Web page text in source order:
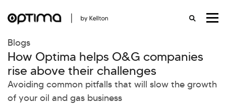
Blogs
How Optima helps O&G companies
rise above their challenges
Avoiding common pitfalls that will slow the growth
of your oil and gas business